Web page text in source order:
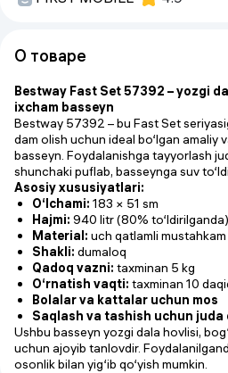
О товаре
Bestway Fast Set 57392 – yozgi
ixcham basseyn
Bestway 57392 – bu Fast Set
dam olish uchun ideal bo‘lgan amaliy
basseyn. Foydalanishga tayyorlash
shunchaki puflab, basseynga suv
Asosiy xususiyatlari:
O‘lchami: 183 × 51 sm
Hajmi: 940 litr (80% to‘ldirilganda)
Material: uch qatlamli
Shakli: dumaloq
Qadoq vazni: taxminan 5 kg
O‘rnatish vaqti: taxminan 10
Bolalar va kattalar uchun mos
Saqlash va tashish uchun juda
Ushbu basseyn yozgi dala hovlisi,
uchun ajoyib tanlovdir.
osonlik bilan yig‘ib qo‘yish mumkin.